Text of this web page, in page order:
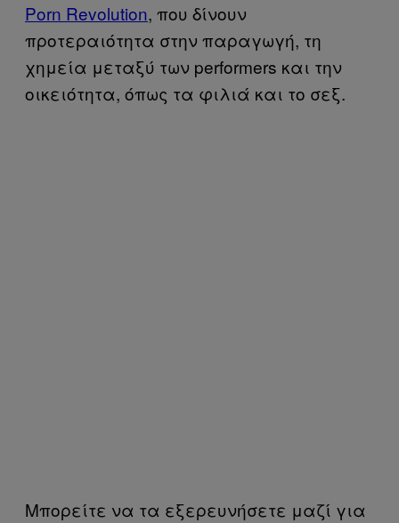
Porn Revolution, που δίνουν
προτεραιότητα στην παραγωγή, τη
χημεία μεταξύ των performers και την
οικειότητα, όπως τα φιλιά και το σεξ.
Μπορείτε να τα εξερευνήσετε μαζί για